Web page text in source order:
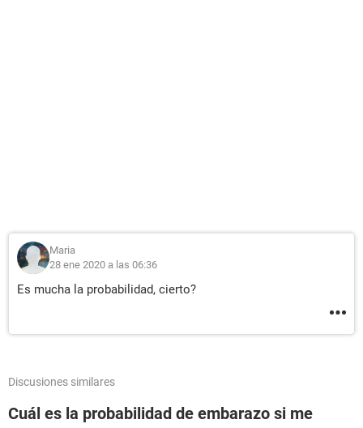
Maria
28 ene 2020 a las 06:36
Es mucha la probabilidad, cierto?
Discusiones similares
Cuál es la probabilidad de embarazo si me